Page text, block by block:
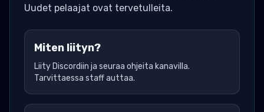
Uudet pelaajat ovat tervetulleita.
Miten liityn?
Liity Discordiin ja seuraa ohjeita kanavilla.
Tarvittaessa staff auttaa.